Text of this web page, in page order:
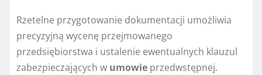
Rzetelne przygotowanie dokumentacji umożliwia
precyzyjną wycenę przejmowanego
przedsiębiorstwa i ustalenie ewentualnych klauzul
zabezpieczających w umowie przedwstępnej.